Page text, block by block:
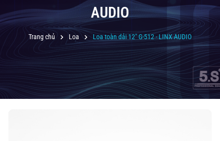
AUDIO
Trang chủ Loa Loa toàn dải 12" G-512 - LINX AUDIO